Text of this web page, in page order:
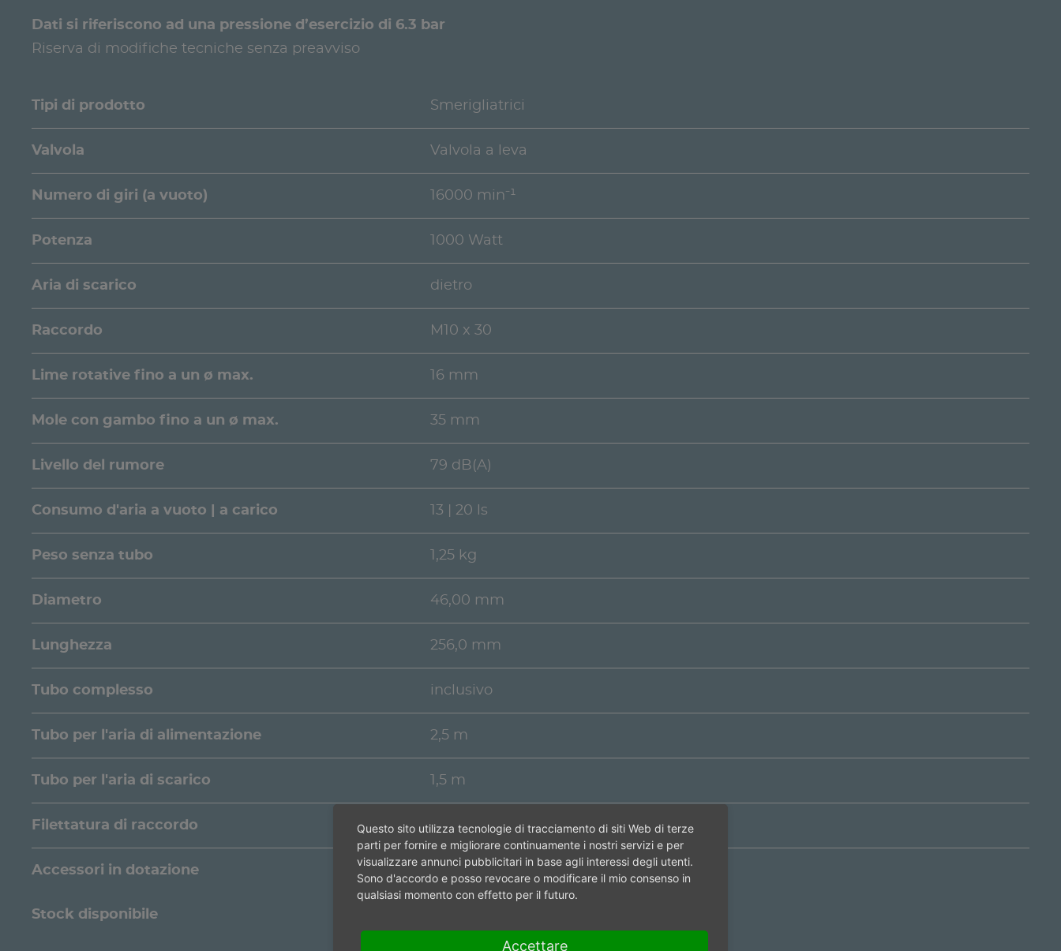
Dati si riferiscono ad una pressione d’esercizio di 6.3 bar
Riserva di modifiche tecniche senza preavviso
Tipi di prodotto Smerigliatrici
Valvola Valvola a leva
Numero di giri (a vuoto) 16000 min⁻¹
Potenza 1000 Watt
Aria di scarico dietro
Raccordo M10 x 30
Lime rotative fino a un ø max. 16 mm
Mole con gambo fino a un ø max. 35 mm
Livello del rumore 79 dB(A)
Consumo d'aria a vuoto | a carico 13 | 20 ls
Peso senza tubo 1,25 kg
Diametro 46,00 mm
Lunghezza 256,0 mm
Tubo complesso inclusivo
Tubo per l'aria di alimentazione 2,5 m
Tubo per l'aria di scarico 1,5 m
Filettatura di raccordo G 1/2"
Accessori in dotazione Chiave
Stock disponibile
Questo sito utilizza tecnologie di tracciamento di siti Web di terze
parti per fornire e migliorare continuamente i nostri servizi e per
visualizzare annunci pubblicitari in base agli interessi degli utenti.
Sono d'accordo e posso revocare o modificare il mio consenso in
qualsiasi momento con effetto per il futuro.
Accettare